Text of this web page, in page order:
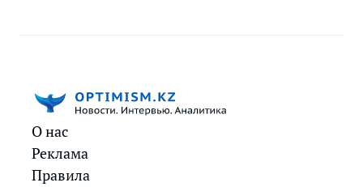
О нас
Реклама
Правила